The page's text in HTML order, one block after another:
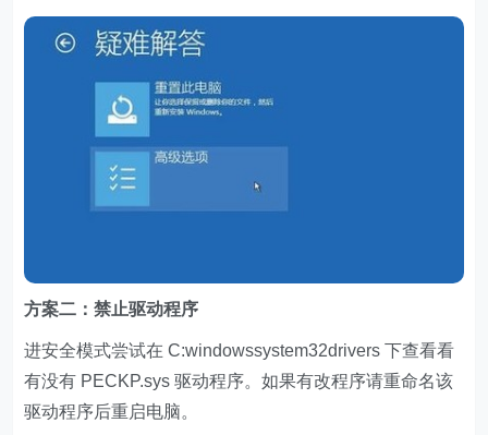
方案二：禁止驱动程序
进安全模式尝试在 C:windowssystem32drivers 下查看看
有没有 PECKP.sys 驱动程序。如果有改程序请重命名该
驱动程序后重启电脑。